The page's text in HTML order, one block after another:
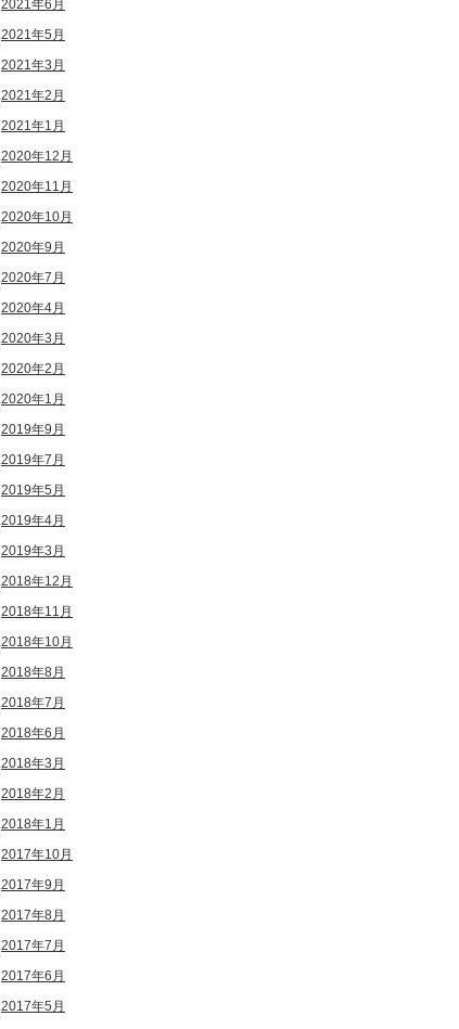
2021年6月
2021年5月
2021年3月
2021年2月
2021年1月
2020年12月
2020年11月
2020年10月
2020年9月
2020年7月
2020年4月
2020年3月
2020年2月
2020年1月
2019年9月
2019年7月
2019年5月
2019年4月
2019年3月
2018年12月
2018年11月
2018年10月
2018年8月
2018年7月
2018年6月
2018年3月
2018年2月
2018年1月
2017年10月
2017年9月
2017年8月
2017年7月
2017年6月
2017年5月